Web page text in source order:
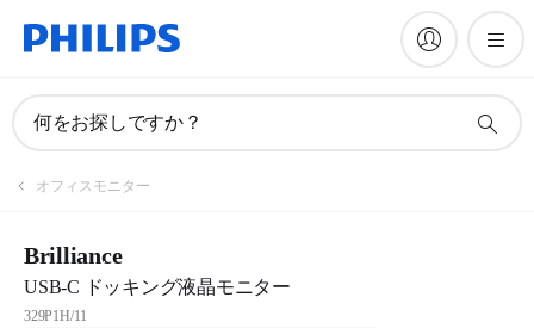
何をお探しですか？
オフィスモニター
Brilliance
USB-C ドッキング液晶モニター
329P1H/11